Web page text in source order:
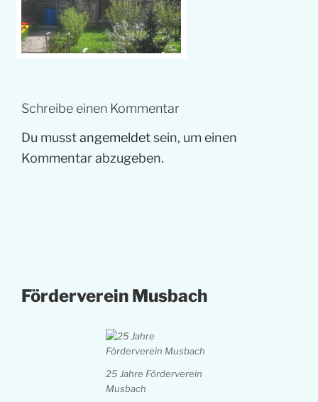
Schreibe einen Kommentar
Du musstangemeldetsein, um einen
Kommentar abzugeben.
Förderverein Musbach
25 Jahre Förderverein
Musbach